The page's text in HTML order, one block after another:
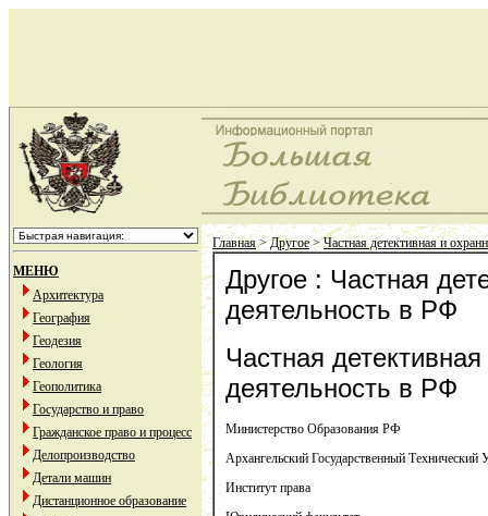
МЕНЮ
Архитектура
География
Геодезия
Геология
Геополитика
Государство и право
Гражданское право и процесс
Делопроизводство
Детали машин
Дистанционное образование
Главная>Другое>Частная детективная и
Другое : Частная
деятельность в РФ
Частная
деятельность в РФ
Министерство Образования РФ
Архангельский Государственный Технический
Институт права